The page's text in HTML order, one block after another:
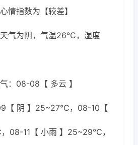
情指数为【较差】
天气为阴，气温26℃，湿度
：08-08【 多云 】
【 阴 】25~27℃，08-10【
08-11【 小雨 】25~29℃，